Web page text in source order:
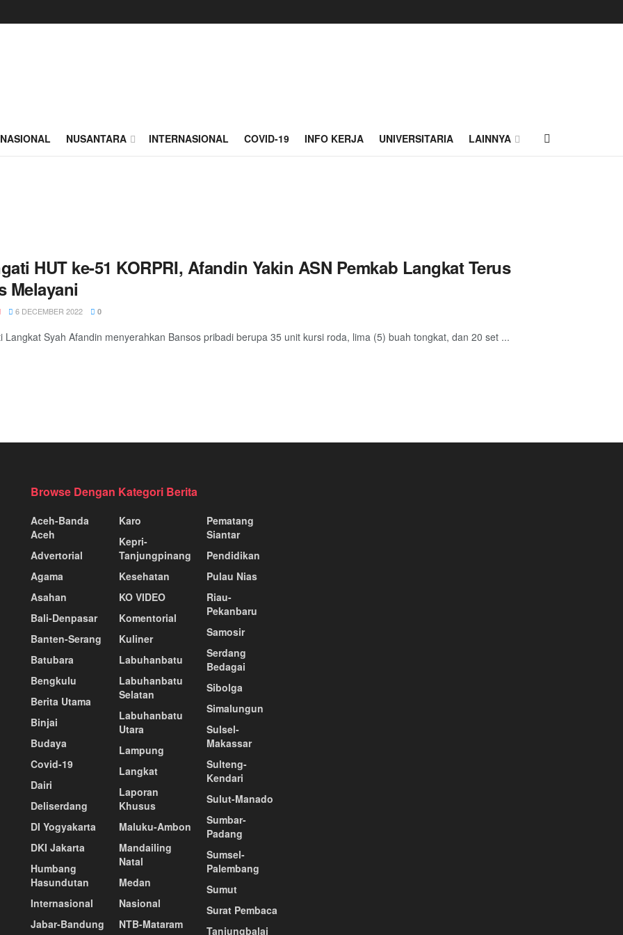
NASIONAL NUSANTARA INTERNASIONAL COVID-19 INFO KERJA UNIVERSITARIA LAINNYA
HUT ke-51 KORPRI, Afandin Yakin ASN Pemkab Langkat Terus
Melayani
6 DECEMBER 2022 0
Langkat Syah Afandin menyerahkan Bansos pribadi berupa 35 unit kursi roda, lima (5) buah tongkat, dan 20 set ...
Browse Dengan Kategori Berita
Aceh-Banda
Aceh
Advertorial
Agama
Asahan
Bali-Denpasar
Banten-Serang
Batubara
Bengkulu
Berita Utama
Binjai
Budaya
Covid-19
Dairi
Deliserdang
DI Yogyakarta
DKI Jakarta
Humbang
Hasundutan
Internasional
Jabar-Bandung
Karo
Kepri-
Tanjungpinang
Kesehatan
KO VIDEO
Komentorial
Kuliner
Labuhanbatu
Labuhanbatu
Selatan
Labuhanbatu
Utara
Lampung
Langkat
Laporan
Khusus
Maluku-Ambon
Mandailing
Natal
Medan
Nasional
NTB-Mataram
Pematang
Siantar
Pendidikan
Pulau Nias
Riau-
Pekanbaru
Samosir
Serdang
Bedagai
Sibolga
Simalungun
Sulsel-
Makassar
Sulteng-
Kendari
Sulut-Manado
Sumbar-
Padang
Sumsel-
Palembang
Sumut
Surat Pembaca
Tanjungbalai